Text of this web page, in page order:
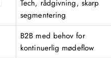
Tech, rådgivning, skarp
segmentering
B2B med behov for
kontinuerlig mødeflow